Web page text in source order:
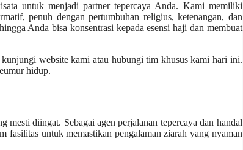
untuk menjadi partner tepercaya Anda. Kami memiliki
penuh dengan pertumbuhan religius, ketenangan, dan
Anda bisa konsentrasi kepada esensi haji dan membuat
website kami atau hubungi tim khusus kami hari ini.
hidup.
diingat. Sebagai agen perjalanan tepercaya dan handal
fasilitas untuk memastikan pengalaman ziarah yang nyaman